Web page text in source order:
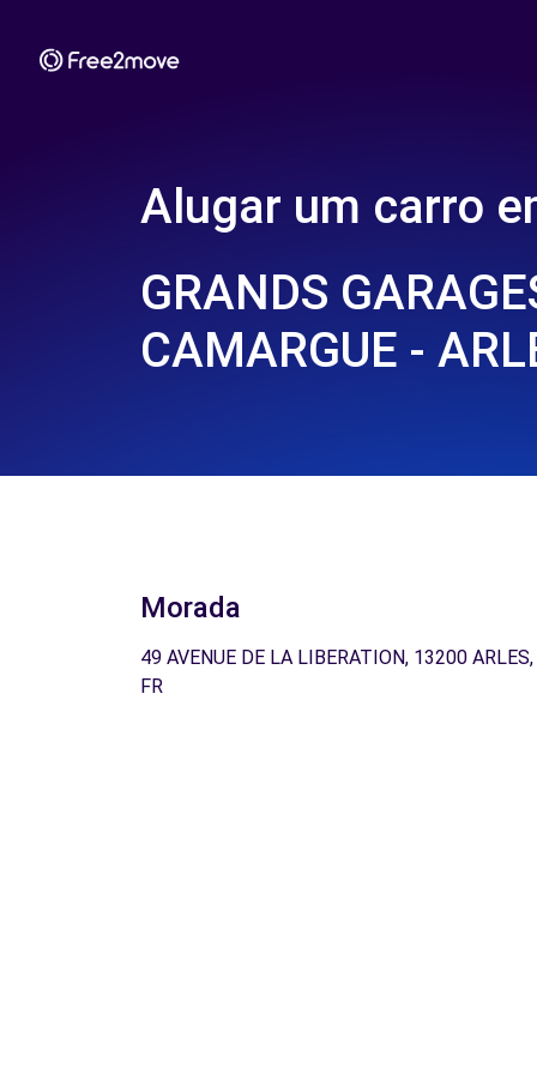
Alugar um carro
GRANDS
CAMARGUE -
Morada
49 AVENUE DE LA LIBERATION, 13200 ARLES,
FR